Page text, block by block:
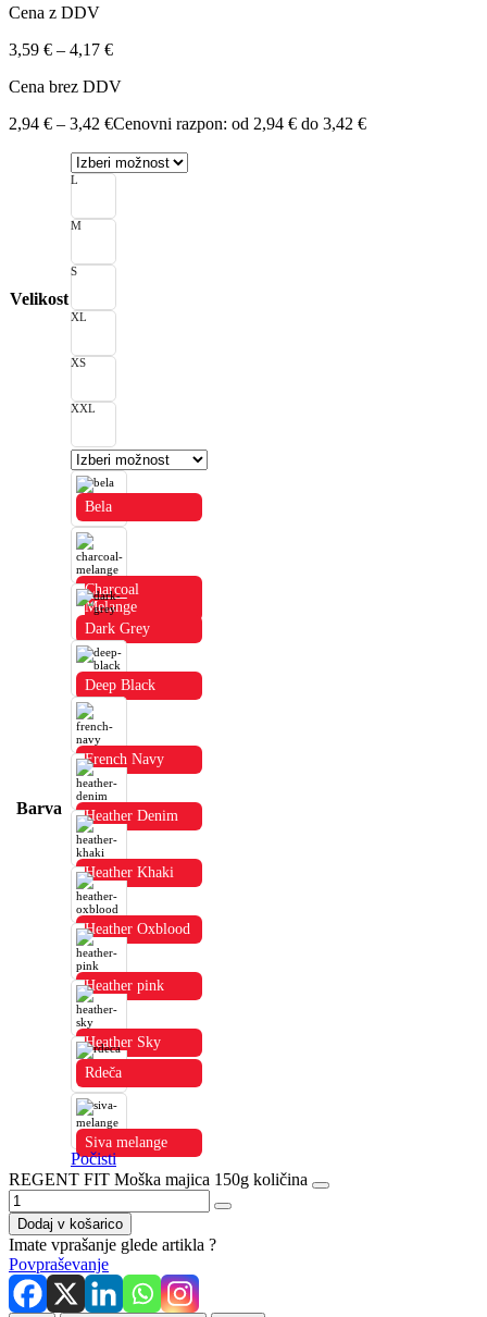
Cena z DDV
3,59 € – 4,17 €
Cena brez DDV
2,94 € – 3,42 €Cenovni razpon: od 2,94 € do 3,42 €
Velikost
L
M
S
XL
XS
XXL
Barva
Bela
Charcoal
Melange
Dark Grey
Deep Black
French Navy
Heather Denim
Heather Khaki
Heather Oxblood
Heather pink
Heather Sky
Rdeča
Siva melange
Počisti
REGENT FIT Moška majica 150g količina
Dodaj v košarico
Imate vprašanje glede artikla ?
Povpraševanje